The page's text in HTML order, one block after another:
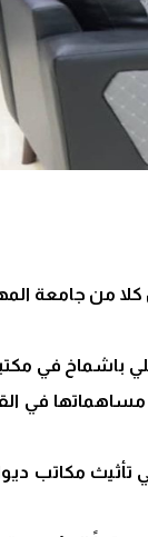
بين كلا من
باشماخ في
مساهماتها في
مكاتب